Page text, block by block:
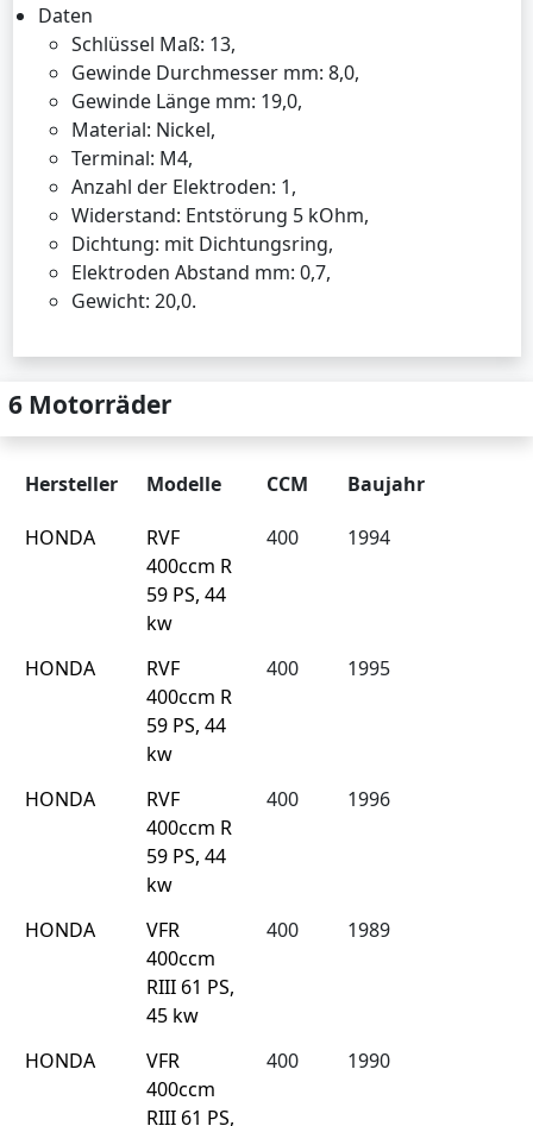
Daten
Schlüssel Maß: 13,
Gewinde Durchmesser mm: 8,0,
Gewinde Länge mm: 19,0,
Material: Nickel,
Terminal: M4,
Anzahl der Elektroden: 1,
Widerstand: Entstörung 5 kOhm,
Dichtung: mit Dichtungsring,
Elektroden Abstand mm: 0,7,
Gewicht: 20,0.
6 Motorräder
Hersteller Modelle CCM Baujahr
HONDA
RVF
400ccm R
59 PS, 44
kw
400 1994
HONDA
RVF
400ccm R
59 PS, 44
kw
400 1995
HONDA
RVF
400ccm R
59 PS, 44
kw
400 1996
HONDA
VFR
400ccm
RIII 61 PS,
45 kw
400 1989
HONDA
VFR
400ccm
RIII 61 PS,
400 1990